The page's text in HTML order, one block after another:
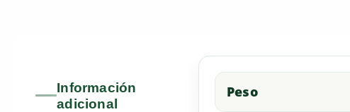
Información
adicional
Peso